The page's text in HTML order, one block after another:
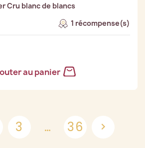
Cru blanc de blancs
1 récompense(s)
au panier
3 … 36 